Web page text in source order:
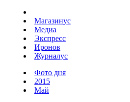
Магазинус
Медиа
Экспресс
Иронов
Журналус
Фото дня
2015
Май